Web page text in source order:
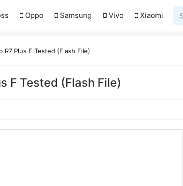
Oppo Samsung Vivo Xiaomi
R7 Plus F Tested (Flash File)
F Tested (Flash File)